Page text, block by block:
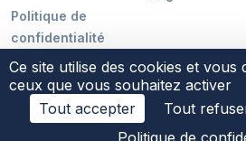
Politique de
confidentialité
©2026 POCMAKER
Ce site utilise des cookies et
ceux que vous souhaitez activer
Tout accepter
Tout
Politique de